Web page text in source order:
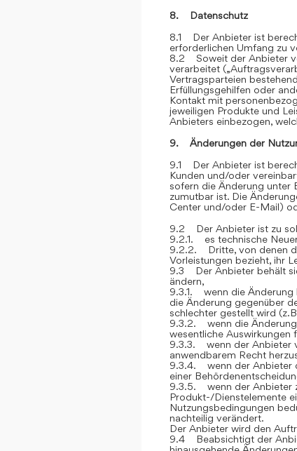
8. Datenschutz
8.1 Der Anbieter ist
erforderlichen Umfang zu
8.2 Soweit der Anbieter
verarbeitet
Vertragsparteien
Erfüllungsgehilfen oder
Kontakt mit
jeweiligen Produkte und
Anbieters einbezogen,
9. Änderungen der
9.1 Der Anbieter ist
Kunden und/oder
sofern die Änderung unter
zumutbar ist. Die
Center und/oder E-Mail)
9.2 Der Anbieter ist zu
9.2.1. es technische
9.2.2. Dritte, von denen
Vorleistungen bezieht, ihr
9.3 Der Anbieter behält
ändern,
9.3.1. wenn die Änderung
die Änderung gegenüber
schlechter gestellt wird
9.3.2. wenn die Änderung
wesentliche Auswirkungen
9.3.3. wenn der Anbieter
anwendbarem Recht
9.3.4. wenn der Anbieter
einer
9.3.5. wenn der Anbieter
Produkt-/Dienstelemente
Nutzungsbedingungen
nachteilig verändert.
Der Anbieter wird den
9.4 Beabsichtigt der